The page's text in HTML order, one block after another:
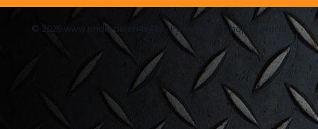
© 2026 www.onderdelen4x4.nl - Powered by Shoppagina.nl